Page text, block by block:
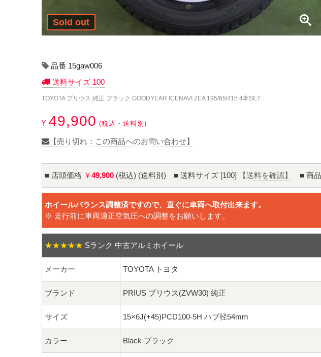
Sold out
品番 15gaw006
送料サイズ 100
TOYOTA プリウス 純正 ブラック GOODYEAR ICENAVI ZEA 195/65R15 4本SET
¥ 49,900 (税込・送料別)
【売り切れ：この商品へのお問い合わせ】
■ 店頭価格 ￥49,900 (税込) (送料別) ■ 送料サイズ [100] 【送料を確認】 ■ 商品
ホイールバランス調整済ですので、直ぐに車両へ取付出来ます。
※ 走行前に車両適正空気圧への調整をお願いします。
★★★★★ Sランク 中古アルミホイール
メーカー TOYOTA トヨタ
ブランド PRIUS プリウス(ZVW30) 純正
サイズ 15×6J(+45)PCD100-5H ハブ径54mm
カラー Black ブラック